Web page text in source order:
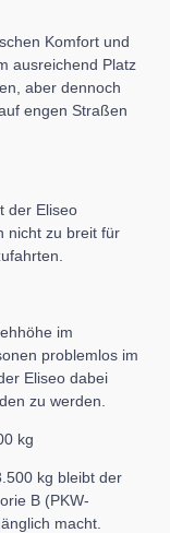
Komfort und
ausreichend Platz
aber dennoch
engen Straßen
der Eliseo
nicht zu breit für
im
problemlos im
Eliseo dabei
zu werden.
kg
kg bleibt der
B (PKW-
macht.